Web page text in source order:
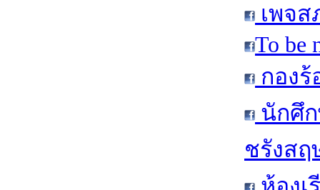
เพจส
To be
กอง
นักศึ
ชรังสฤ